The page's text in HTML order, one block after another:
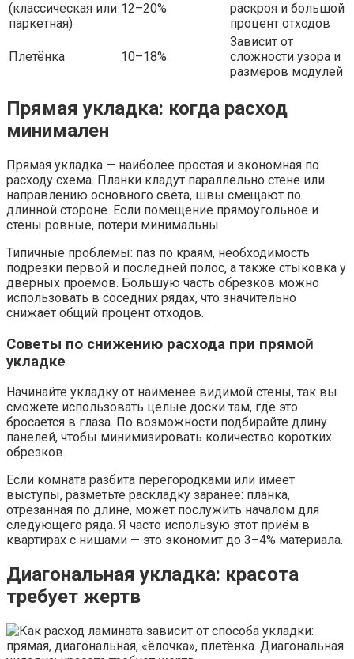
(классическая или
паркетная)
12–20%
раскроя и большой
процент отходов
Плетёнка 10–18%
Зависит от
сложности узора и
размеров модулей
Прямая укладка: когда расход
минимален
Прямая укладка — наиболее простая и экономная по
расходу схема. Планки кладут параллельно стене или
направлению основного света, швы смещают по
длинной стороне. Если помещение прямоугольное и
стены ровные, потери минимальны.
Типичные проблемы: паз по краям, необходимость
подрезки первой и последней полос, а также стыковка у
дверных проёмов. Большую часть обрезков можно
использовать в соседних рядах, что значительно
снижает общий процент отходов.
Советы по снижению расхода при прямой
укладке
Начинайте укладку от наименее видимой стены, так вы
сможете использовать целые доски там, где это
бросается в глаза. По возможности подбирайте длину
панелей, чтобы минимизировать количество коротких
обрезков.
Если комната разбита перегородками или имеет
выступы, разметьте раскладку заранее: планка,
отрезанная по длине, может послужить началом для
следующего ряда. Я часто использую этот приём в
квартирах с нишами — это экономит до 3–4% материала.
Диагональная укладка: красота
требует жертв